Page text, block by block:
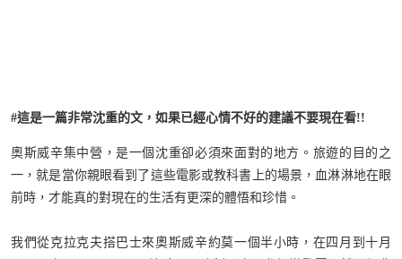
#這是一篇非常沈重的文，如果已經心情不好的建議不要現在看!!
奧斯威辛集中營，是一個沈重卻必須來面對的地方。旅遊的目的之
一，就是當你親眼看到了這些電影或教科書上的場景，血淋淋地在眼
前時，才能真的對現在的生活有更深的體悟和珍惜。
我們從克拉克夫搭巴士來奧斯威辛約莫一個半小時，在四月到十月